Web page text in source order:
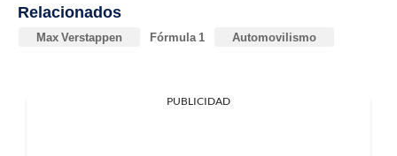
Relacionados
Max Verstappen Fórmula 1 Automovilismo
PUBLICIDAD